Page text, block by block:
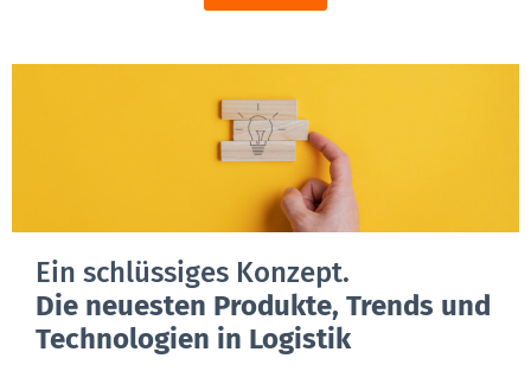
Ein schlüssiges Konzept.
Die neuesten Produkte, Trends und
Technologien in Logistik